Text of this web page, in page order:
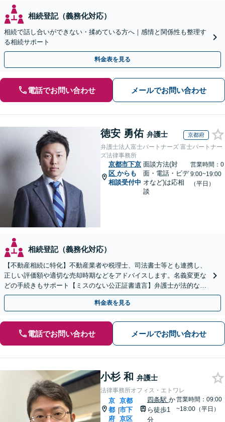
相続登記（義務化対応）
相続で話し合いができない・揉めている方へ｜感情と関係性も整理す
る相続サポート
料金表を見る
電話でお問い合わせ メールでお問い合わせ
徳安 勇佑 弁護士 京都府
弁護士法人富士パートナーズ 富士パートナー
ズ法律事務所
京都市下京
区 からも
相談受付中
面談方法(対
面・電話・ビデ
オなど)は応相
談
営業時間：0
9:00~19:00
（平日）
相続登記（義務化対応）
【不動産相続に特化】不動産業者や税理士、司法書士等とも連携し、
正しい評価額や適切な売却時期などをアドバイスします。名義変更な
どの手続きもサポート【ミスのない公正証書遺言】弁護士が法的な観
点から遺言書を作成します。
料金表を見る
電話でお問い合わせ メールでお問い合わせ
小杉 和 弁護士
法律事務所オフィス・エトワレ
京
都
府
|
京都
市下
京区
四条駅 か
ら徒歩1
分
営業時間：09:00
~18:00（平日）